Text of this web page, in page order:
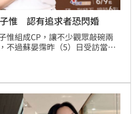
惟 認有追求者恐閃婚
惟組成CP，讓不少觀眾敲碗兩
不過蘇晏霈昨（5）日受訪當場
坦言自己已空窗6年，雖然身邊